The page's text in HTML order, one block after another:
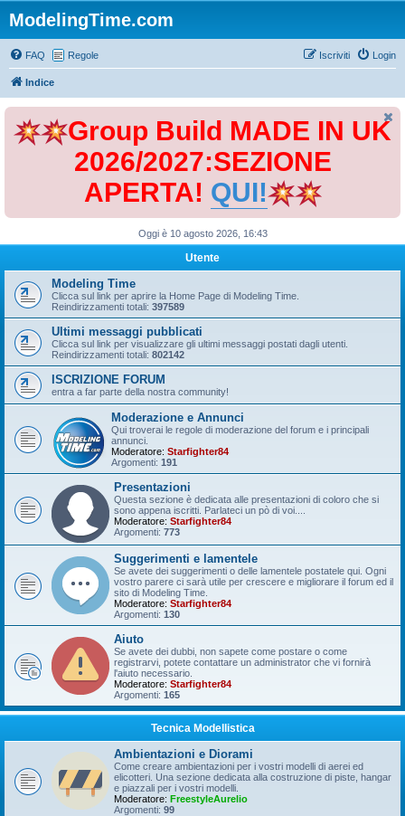
ModelingTime.com
FAQ Regole Login
Iscriviti
Indice
Group Build MADE IN UK
2026/2027:SEZIONE
APERTA! QUI!
Oggi è 10 agosto 2026, 16:43
Utente
Modeling Time
Clicca sul link per aprire la Home Page di Modeling Time.
Reindirizzamenti totali: 397589
Ultimi messaggi pubblicati
Clicca sul link per visualizzare gli ultimi messaggi postati dagli utenti.
Reindirizzamenti totali: 802142
ISCRIZIONE FORUM
entra a far parte della nostra community!
Moderazione e Annunci
Qui troverai le regole di moderazione del forum e i principali
annunci.
Moderatore: Starfighter84
Argomenti: 191
Presentazioni
Questa sezione è dedicata alle presentazioni di coloro che si
sono appena iscritti. Parlateci un pò di voi....
Moderatore: Starfighter84
Argomenti: 773
Suggerimenti e lamentele
Se avete dei suggerimenti o delle lamentele postatele qui. Ogni
vostro parere ci sarà utile per crescere e migliorare il forum ed il
sito di Modeling Time.
Moderatore: Starfighter84
Argomenti: 130
Aiuto
Se avete dei dubbi, non sapete come postare o come
registrarvi, potete contattare un administrator che vi fornirà
l'aiuto necessario.
Moderatore: Starfighter84
Argomenti: 165
Tecnica Modellistica
Ambientazioni e Diorami
Come creare ambientazioni per i vostri modelli di aerei ed
elicotteri. Una sezione dedicata alla costruzione di piste, hangar
e piazzali per i vostri modelli.
Moderatore: FreestyleAurelio
Argomenti: 99